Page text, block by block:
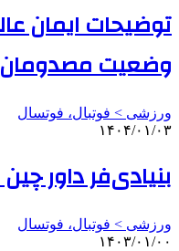
توضیحات ایمان
وضعیت مصدومان
ورزشی > فوتبال، فوتسال
۱۴۰۴/۰۱/۰۳
بنیادی‌فر داور
ورزشی > فوتبال، فوتسال
۱۴۰۳/۰۱/۰۰